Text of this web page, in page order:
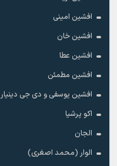
افشین امینی
افشین خان
افشین عطا
افشین مطمئن
افشین یوسفی و دی جی دینیار
اکو پرشیا
الجان
الوار (محمد اصغری)